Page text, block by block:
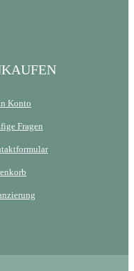
Konto
Fragen